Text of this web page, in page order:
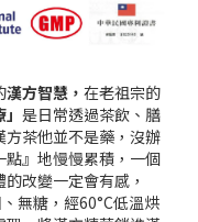
漢方智慧， 在老祖宗的
是日常透過茶飲、膳
茶他並不是藥，沒辦
』地慢慢累積，一個
改變一定會有感，
無糖，經60°C低溫烘